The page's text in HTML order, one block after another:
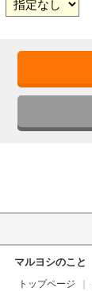
マルヨシのこと
トップページ